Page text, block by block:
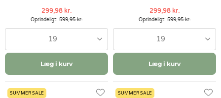
299,98 kr.
Oprindeligt:599,95 kr.
19
Læg i kurv
299,98 kr.
Oprindeligt:599,95 kr.
19
Læg i kurv
SUMMER SALE SUMMER SALE